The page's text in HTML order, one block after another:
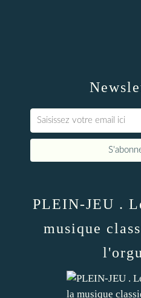
PLEIN-JEU .
musique